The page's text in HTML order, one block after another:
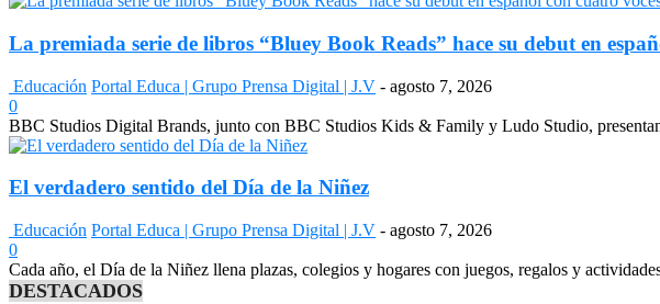
La premiada serie de libros “Bluey Book Reads” hace su debut en
Educación Portal Educa | Grupo Prensa Digital | J.V - agosto 7, 2026
0
BBC Studios Digital Brands, junto con BBC Studios Kids & Family y Ludo Studio,
El verdadero sentido del Día de la Niñez
Educación Portal Educa | Grupo Prensa Digital | J.V - agosto 7, 2026
0
Cada año, el Día de la Niñez llena plazas, colegios y hogares con juegos, regalos y
DESTACADOS